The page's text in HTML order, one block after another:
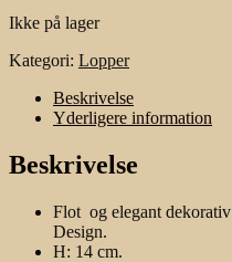
Ikke på lager
Kategori: Lopper
Beskrivelse
Yderligere information
Beskrivelse
Flot og elegant
Design.
H: 14 cm.